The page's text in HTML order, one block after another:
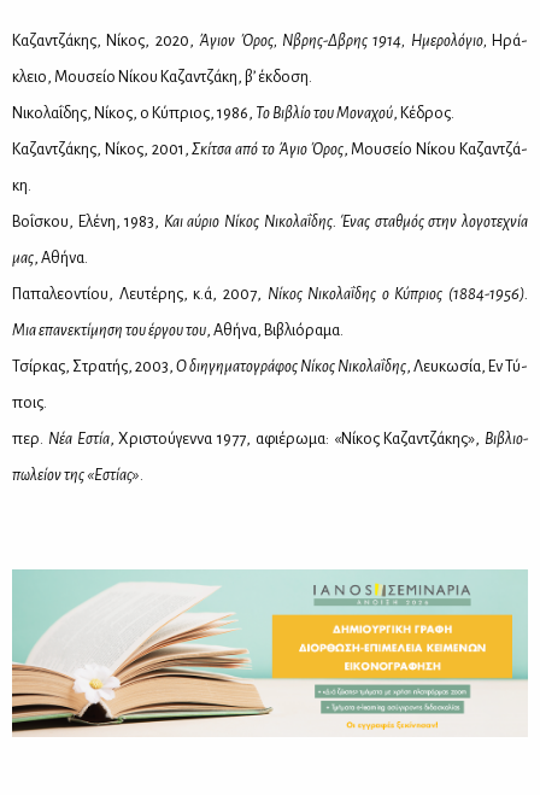
Κα­ζαν­τζά­κης, Νί­κος, 2020,Άγιον Όρος, Νβρης-Δβρης 1914, Ημε­ρο­λό­γιο, Ηρά­
κλειο, Μου­σείο Νί­κου Κα­ζαν­τζά­κη, β’ έκ­δο­ση.
Νι­κο­λα­ΐ­δης, Νί­κος, ο Κύ­πριος, 1986, Το Βι­βλίο του Μο­να­χού, Κέ­δρος.
Κα­ζαν­τζά­κης, Νί­κος, 2001,Σκί­τσα από το Άγιο Όρος, Μου­σείο Νί­κου Κα­ζαν­τζά­
κη.
Βο­ΐ­σκου, Ελέ­νη, 1983, Και αύ­ριο Νί­κος Νι­κο­λα­ΐ­δης. Ένας σταθ­μός στην λο­γο­τε­χνία
μας, Αθή­να.
Πα­πα­λε­ο­ντί­ου, Λευ­τέ­ρης, κ.ά, 2007, Νί­κος Νι­κο­λα­ΐ­δης ο Κύ­πριος (1884-1956).
Μια επα­νε­κτί­μη­ση του έρ­γου του, Αθή­να, Βι­βλιό­ρα­μα.
Τσίρ­κας, Στρα­τής, 2003, Ο δι­η­γη­μα­το­γρά­φος Νί­κος Νι­κο­λα­ΐ­δης, Λευ­κω­σία, Εν Τύ­
ποις.
περ. Νέα Εστία, Χρι­στού­γεν­να 1977, αφιέ­ρω­μα: «Νί­κος Κα­ζαν­τζά­κης», Βι­βλιο­
πω­λεί­ον της «Εστί­ας».